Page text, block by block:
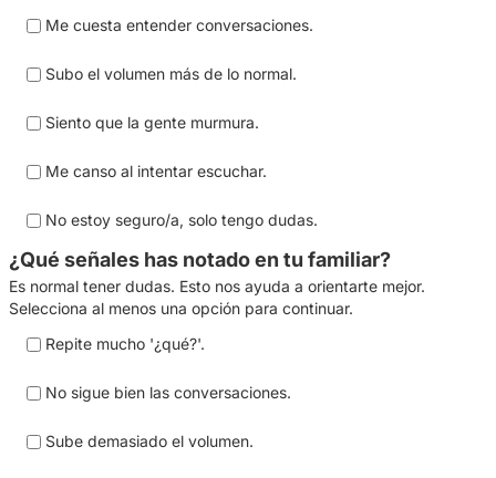
Me cuesta entender conversaciones.
Subo el volumen más de lo normal.
Siento que la gente murmura.
Me canso al intentar escuchar.
No estoy seguro/a, solo tengo dudas.
¿Qué señales has notado en tu familiar?
Es normal tener dudas. Esto nos ayuda a orientarte mejor.
Selecciona al menos una opción para continuar.
Repite mucho '¿qué?'.
No sigue bien las conversaciones.
Sube demasiado el volumen.